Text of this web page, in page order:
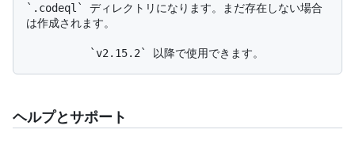
`.codeql` ディレクトリになります。まだ存在しない場合
は作成されます。
ヘルプとサポート